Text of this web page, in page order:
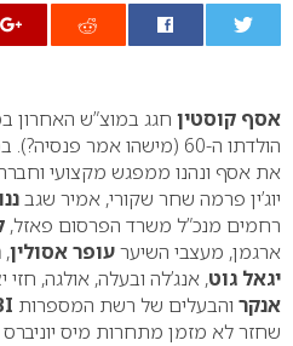
אסף קוסטין חגג במוצ”ש האחרון
הולדתו ה-60 (מישהו אמר
את אסף ונהנו ממפגש מקצועי
יוג’ין פרמה שחר שקורי, אמיר שגב
רחמים מנכ”ל משרד הפרסום פאזל,
ארגמן, מעצבי השיערעופר אסולין,
יגאל גוט, אנג’לה ובעלה, אולגה, חזי
אנקר והבעלים של רשת המספרות
שחזר לא מזמן מתחרות מיס